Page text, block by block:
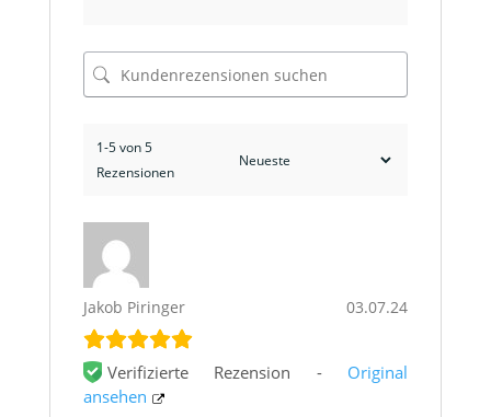
1-5 von 5
Rezensionen
Jakob Piringer 03.07.24
Verifizierte Rezension - Original
ansehen